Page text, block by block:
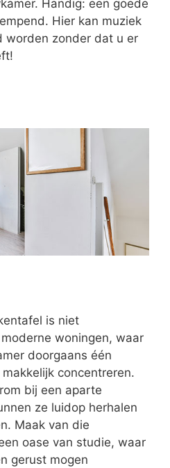
Handig: een goede
Hier kan muziek
worden zonder dat u er
is niet
woningen, waar
doorgaans één
concentreren.
bij een aparte
ze luidop herhalen
Maak van die
oase van studie, waar
gerust mogen